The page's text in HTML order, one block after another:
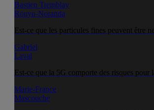
Bastien Tremblay
Rouyn-Noranda
Est-ce que les particules fines peuvent être
Gabriel
Laval
Est-ce que la 5G comporte des risques pour
Marie-France
Mascouche